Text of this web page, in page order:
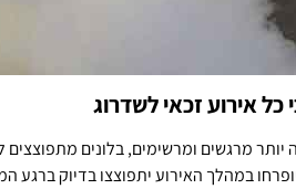
כל אירוע זכאי לשדרוג
יותר מרגשים ומרשימים, בלונים
במהלך האירוע יתפוצצו בדיוק ברגע